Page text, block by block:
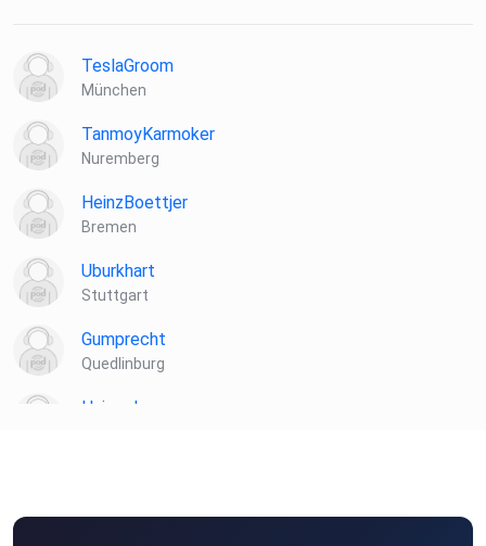
TeslaGroom
München
TanmoyKarmoker
Nuremberg
HeinzBoettjer
Bremen
Uburkhart
Stuttgart
Gumprecht
Quedlinburg
Hujuggl